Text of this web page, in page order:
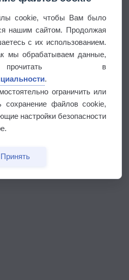
cookie, чтобы Вам было
нашим сайтом. Продолжая
с их использованием.
мы обрабатываем данные,
в
.
ограничить или
сохранение файлов cookie,
настройки безопасности
Принять